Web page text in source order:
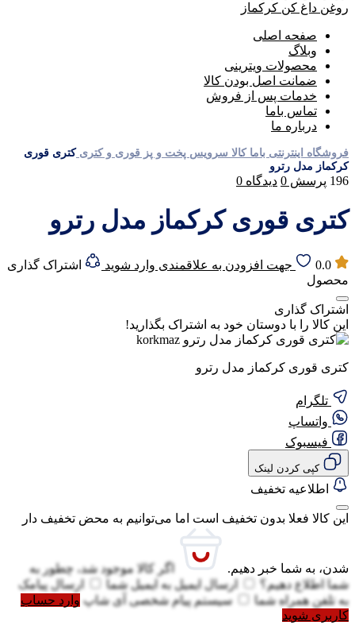
روغن داغ کن کرکماز
صفحه اصلی
وبلاگ
محصولات ویترینی
ضمانت اصل بودن کالا
خدمات پس از فروش
تماس باما
درباره ما
فروشگاه اینترنتی باما کالا سرویس پخت و پز قوری و کتریکتری قوری
کرکماز مدل رترو
196 پرسش 0 دیدگاه 0
کتری قوری کرکماز مدل رترو
0.0 جهت افزودن به علاقمندی وارد شوید
اشتراک گذاری
محصول
اشتراک گذاری
این کالا را با دوستان خود به اشتراک بگذارید!
کتری قوری کرکماز مدل رترو
تلگرام
واتساپ
فیسبوک
کپی کردن لینک
اطلاعیه تخفیف
این کالا فعلا بدون تخفیف است اما می‌توانیم به محض تخفیف دار
شدن، به شما خبر دهیم.
اگر کالا موجود شد، چطور به
شما اطلاع دهیم؟
ارسال ایمیل به ایمیل شما
ارسال پیامک
به تلفن همراه شما سیستم پیام شخصی آی شاپ وارد حساب
کاربری شوید